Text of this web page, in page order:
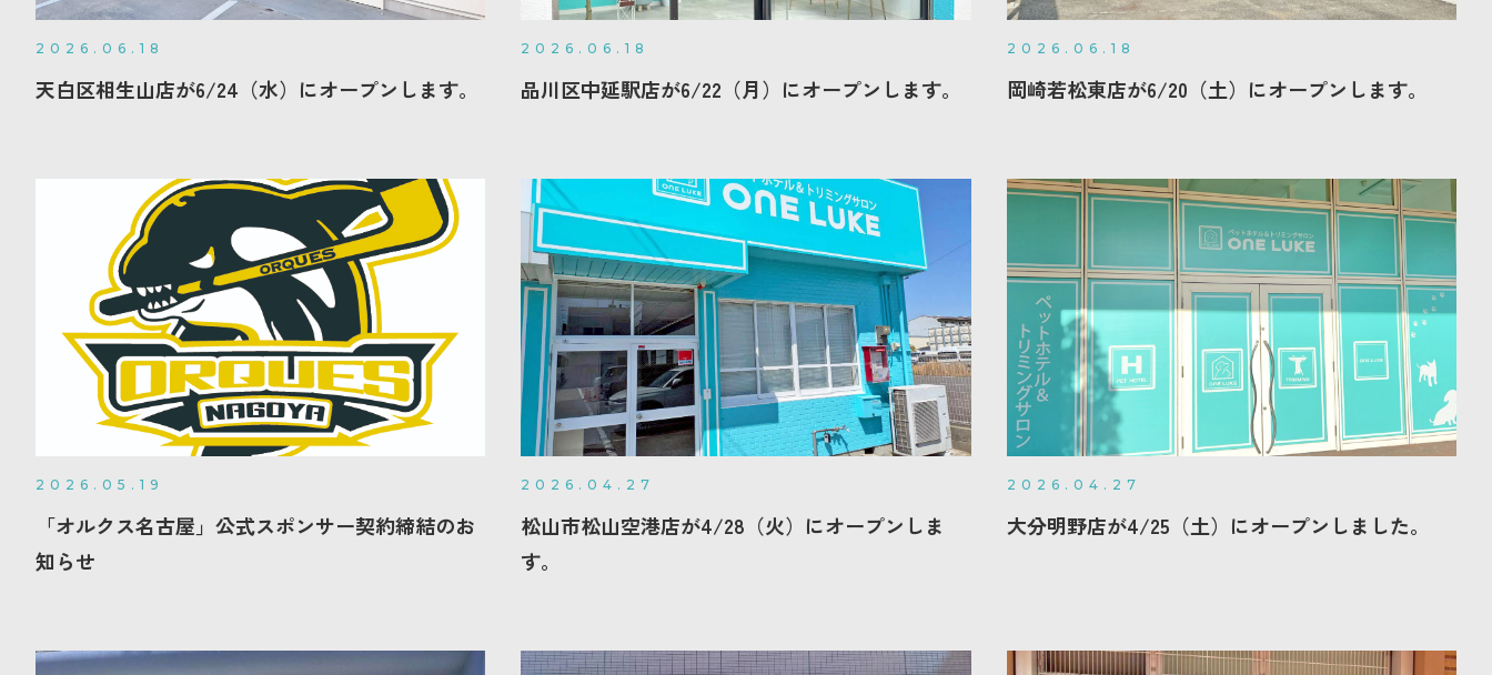
2026.06.18
天白区相生山店が6/24（水）にオープンします。
2026.06.18
品川区中延駅店が6/22（月）にオープンします。
2026.06.18
岡崎若松東店が6/20（土）にオープンします。
2026.05.19
「オルクス名古屋」公式スポンサー契約締結のお
知らせ
2026.04.27
松山市松山空港店が4/28（火）にオープンしま
す。
2026.04.27
大分明野店が4/25（土）にオープンしました。